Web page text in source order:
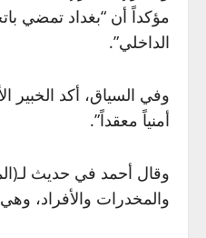
مؤكداً أن “بغداد تمضي
الداخلي”.
وفي السياق، أكد
أمنياً معقداً”.
وقال أحمد في حديث
والمخدرات والأفراد،